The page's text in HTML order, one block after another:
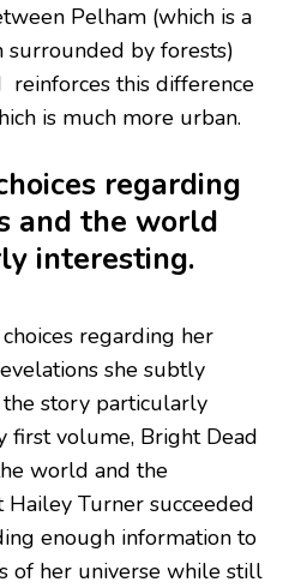
Pelham (which is a
by forests)
this difference
is much more urban.
regarding
and the world
interesting.
regarding her
she subtly
story particularly
first volume, Bright Dead
world and the
Hailey Turner succeeded
enough information to
of her universe while still